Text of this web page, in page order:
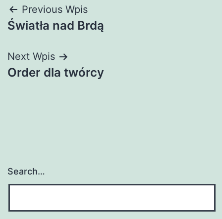
Nawigacja
wpisu
Previous Wpis
Światła nad Brdą
Next Wpis
Order dla twórcy
Search…